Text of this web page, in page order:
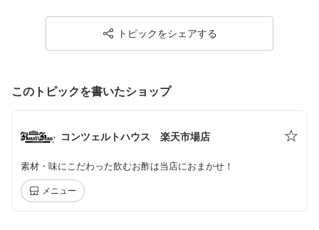
トピックをシェアする
このトピックを書いたショップ
コンツェルトハウス 楽天市場店
素材・味にこだわった飲むお酢は当店におまかせ！
メニュー